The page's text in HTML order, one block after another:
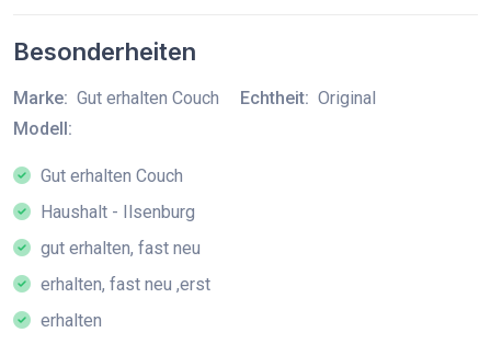
Besonderheiten
Marke: Gut erhalten Couch Echtheit: Original
Modell:
Gut erhalten Couch
Haushalt - Ilsenburg
gut erhalten, fast neu
erhalten, fast neu ,erst
erhalten